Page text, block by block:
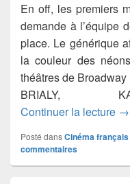
En off, les premiers
demande à l’équipe
place. Le générique
la couleur des
théâtres de
BRIALY,
Continuer la lecture →
Posté dansCinéma
commentaires